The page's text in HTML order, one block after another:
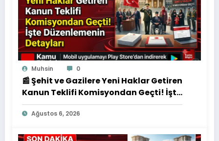
Muhsin 0
📰 Şehit ve Gazilere Yeni Haklar Getiren
Kanun Teklifi Komisyondan Geçti! İşte
Düzenlemenin Detayları
Ağustos 6, 2026